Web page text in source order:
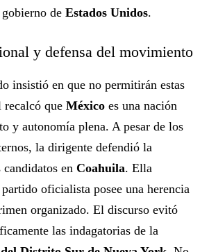
de Estados Unidos.
y defensa del movimiento
insistió en que no permitirán estas
que México es una nación
y autonomía plena. A pesar de los
la dirigente defendió la
candidatos en Coahuila. Ella
oficialista posee una herencia
organizado. El discurso evitó
las indagatorias de la